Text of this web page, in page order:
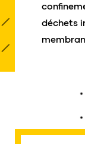
déchets